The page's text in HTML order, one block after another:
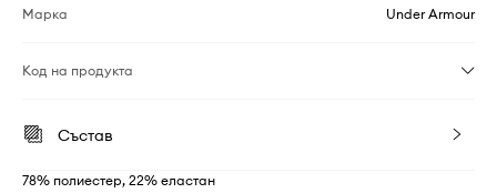
Марка Under Armour
Код на продукта
Състав
78% полиестер, 22% еластан